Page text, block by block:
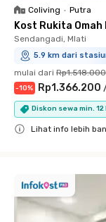
Coliving • Putra
Kost Rukita
Sendangadi, Mlati
5.9 km dari
mulai dari Rp1.518.000
-10% Rp1.366.200
Diskon sewa min. 12
Lihat info lebih